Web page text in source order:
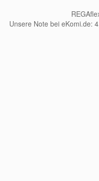
Unsere Note bei eKomi.de: